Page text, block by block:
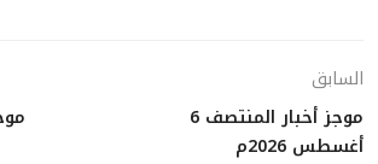
السابق
موجز أخبار المنتصف 6
أغسطس 2026م